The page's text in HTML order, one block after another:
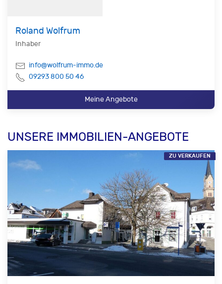
Roland Wolfrum
Inhaber
info@wolfrum-immo.de
09293 800 50 46
Meine Angebote
UNSERE IMMOBILIEN-ANGEBOTE
ZU VERKAUFEN